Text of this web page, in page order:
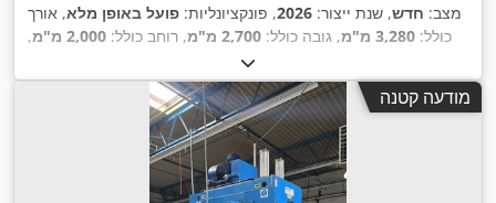
מצב: חדש, שנת ייצור: 2026, פונקציונליות: פועל באופן מלא, אורך
כולל: 3,280 מ"מ , גובה כולל: 2,700 מ"מ , רוחב כולל: 2,000 מ"מ
,
משקל כולל:
פאזי, משך האחריות:12 חודשים ,
מודעה קטנה